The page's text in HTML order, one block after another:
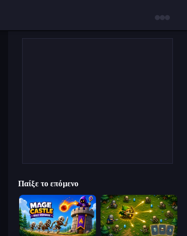
Παίξε το επόμενο
Mage Castle Idle Defense Tiny Ranger